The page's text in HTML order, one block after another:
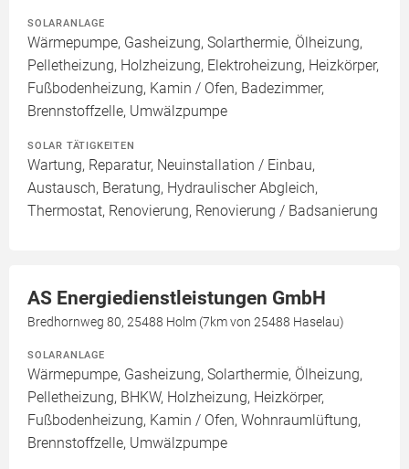
SOLARANLAGE
Wärmepumpe, Gasheizung, Solarthermie, Ölheizung,
Pelletheizung, Holzheizung, Elektroheizung, Heizkörper,
Fußbodenheizung, Kamin / Ofen, Badezimmer,
Brennstoffzelle, Umwälzpumpe
SOLAR TÄTIGKEITEN
Wartung, Reparatur, Neuinstallation / Einbau,
Austausch, Beratung, Hydraulischer Abgleich,
Thermostat, Renovierung, Renovierung / Badsanierung
AS Energiedienstleistungen GmbH
Bredhornweg 80, 25488 Holm (7km von 25488 Haselau)
SOLARANLAGE
Wärmepumpe, Gasheizung, Solarthermie, Ölheizung,
Pelletheizung, BHKW, Holzheizung, Heizkörper,
Fußbodenheizung, Kamin / Ofen, Wohnraumlüftung,
Brennstoffzelle, Umwälzpumpe